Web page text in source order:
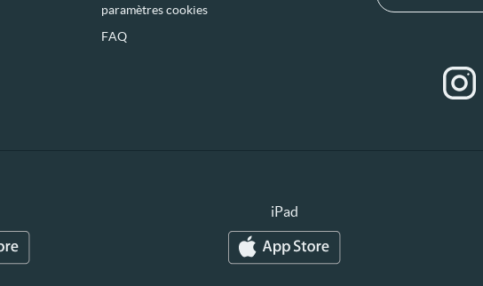
paramètres cookies
FAQ
iPad